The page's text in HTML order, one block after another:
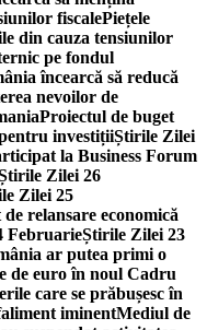
fiscalePiețele
din cauza tensiunilor
pe fondul
încearcă să reducă
nevoilor de
Proiectul de buget
investițiiȘtirile Zilei
la Business Forum
Zilei 26
Zilei 25
relansare economică
FebruarieȘtirile Zilei 23
ar putea primi o
de euro în noul Cadru
care se prăbușesc în
iminentMediul de